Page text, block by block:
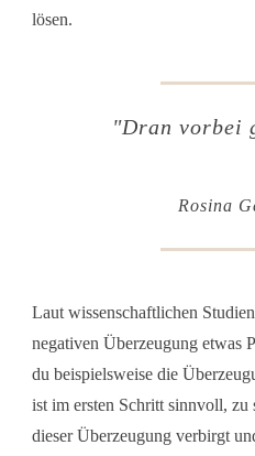
lösen.
"Dran vorbei
Rosina
Laut wissenschaftlichen
negativen Überzeugung etwas
du beispielsweise die
ist im ersten Schritt sinnvoll, zu
dieser Überzeugung verbirgt